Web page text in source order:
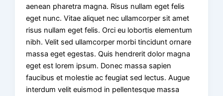
aenean pharetra magna. Risus nullam eget felis
eget nunc. Vitae aliquet nec ullamcorper sit amet
risus nullam eget felis. Orci eu lobortis elementum
nibh. Velit sed ullamcorper morbi tincidunt ornare
massa eget egestas. Quis hendrerit dolor magna
eget est lorem ipsum. Donec massa sapien
faucibus et molestie ac feugiat sed lectus. Augue
interdum velit euismod in pellentesque massa